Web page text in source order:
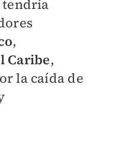
,
Caribe,
la caída de